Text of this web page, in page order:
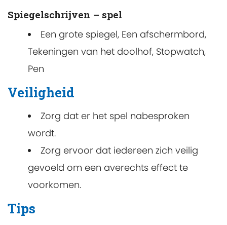
Spiegelschrijven – spel
Een grote spiegel, Een afschermbord,
Tekeningen van het doolhof, Stopwatch,
Pen
Veiligheid
Zorg dat er het spel nabesproken
wordt.
Zorg ervoor dat iedereen zich veilig
gevoeld om een averechts effect te
voorkomen.
Tips